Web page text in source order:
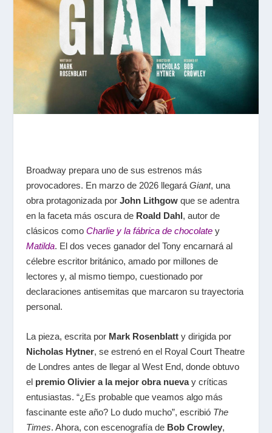
Broadway prepara uno de sus estrenos más
provocadores. En marzo de 2026 llegará Giant, una
obra protagonizada por John Lithgowque se adentra
en la faceta más oscura de Roald Dahl, autor de
clásicos como Charlie y la fábrica de chocolatey
Matilda. El dos veces ganador del Tony encarnará al
célebre escritor británico, amado por millones de
lectores y, al mismo tiempo, cuestionado por
declaraciones antisemitas que marcaron su trayectoria
personal.
La pieza, escrita por Mark Rosenblatty dirigida por
Nicholas Hytner, se estrenó en el Royal Court Theatre
de Londres antes de llegar al West End, donde obtuvo
el premio Olivier a la mejor obra nuevay críticas
entusiastas. “¿Es probable que veamos algo más
fascinante este año? Lo dudo mucho”, escribió The
Times. Ahora, con escenografía de Bob Crowley,